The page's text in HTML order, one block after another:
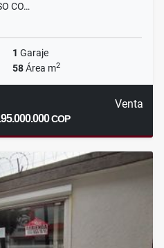
CO…
1 Garaje
58Área m2
Venta
COP